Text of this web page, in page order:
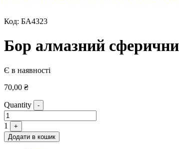
Код: БА4323
Бор алмазний
Є в наявності
70,00 ₴
Quantity -
1
+
Додати в кошик